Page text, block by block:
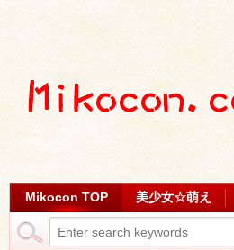
Mikocon TOP 美少女☆萌え